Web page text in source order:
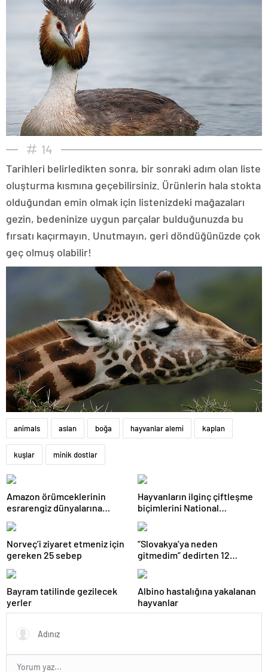
14
Tarihleri belirledikten sonra, bir sonraki adım olan liste
oluşturma kısmına geçebilirsiniz. Ürünlerin hala stokta
olduğundan emin olmak için listenizdeki mağazaları
gezin, bedeninize uygun parçalar bulduğunuzda bu
fırsatı kaçırmayın. Unutmayın, geri döndüğünüzde çok
geç olmuş olabilir!
animals aslan boğa hayvanlar alemi kaplan
kuşlar minik dostlar
Amazon örümceklerinin
esrarengiz dünyalarına
Hayvanların ilginç çiftleşme
biçimlerini National
Norveç’i ziyaret etmeniz için
gereken 25 sebep
“Slovakya’ya neden
gitmedim” dedirten 12
Bayram tatilinde gezilecek
yerler
Albino hastalığına yakalanan
hayvanlar